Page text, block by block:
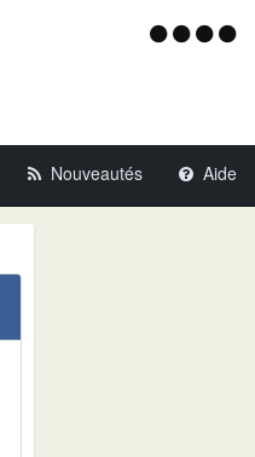
Menu
Nouveautés Aide